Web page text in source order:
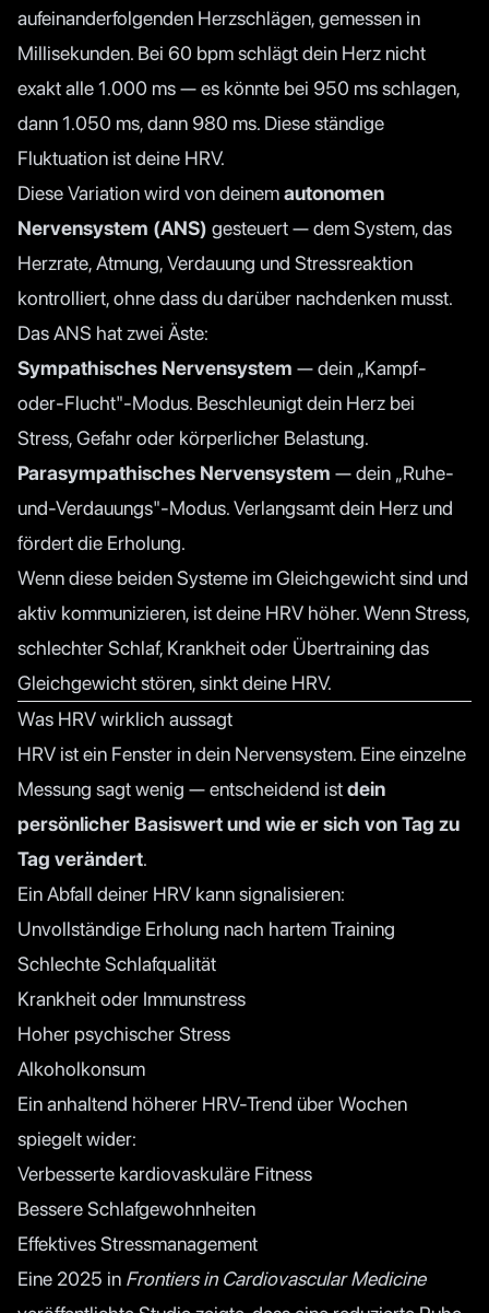
aufeinanderfolgenden Herzschlägen, gemessen in
Millisekunden. Bei 60 bpm schlägt dein Herz nicht
exakt alle 1.000 ms — es könnte bei 950 ms schlagen,
dann 1.050 ms, dann 980 ms. Diese ständige
Fluktuation ist deine HRV.
Diese Variation wird von deinemautonomen
Nervensystem (ANS) gesteuert — dem System, das
Herzrate, Atmung, Verdauung und Stressreaktion
kontrolliert, ohne dass du darüber nachdenken musst.
Das ANS hat zwei Äste:
Sympathisches Nervensystem — dein „Kampf-
oder-Flucht"-Modus. Beschleunigt dein Herz bei
Stress, Gefahr oder körperlicher Belastung.
Parasympathisches Nervensystem — dein „Ruhe-
und-Verdauungs"-Modus. Verlangsamt dein Herz und
fördert die Erholung.
Wenn diese beiden Systeme im Gleichgewicht sind und
aktiv kommunizieren, ist deine HRV höher. Wenn Stress,
schlechter Schlaf, Krankheit oder Übertraining das
Gleichgewicht stören, sinkt deine HRV.
Was HRV wirklich aussagt
HRV ist ein Fenster in dein Nervensystem. Eine einzelne
Messung sagt wenig — entscheidend istdein
persönlicher Basiswert und wie er sich von Tag zu
Tag verändert.
Ein Abfall deiner HRV kann signalisieren:
Unvollständige Erholung nach hartem Training
Schlechte Schlafqualität
Krankheit oder Immunstress
Hoher psychischer Stress
Alkoholkonsum
Ein anhaltend höherer HRV-Trend über Wochen
spiegelt wider:
Verbesserte kardiovaskuläre Fitness
Bessere Schlafgewohnheiten
Effektives Stressmanagement
Eine 2025 in Frontiers in Cardiovascular Medicine